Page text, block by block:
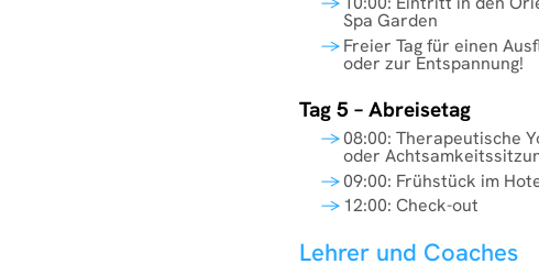
Spa Garden
Freier Tag für einen
oder zur Entspannung!
Tag 5 – Abreisetag
08:00: Therapeutische
oder
09:00: Frühstück im
12:00: Check-out
Lehrer und Coaches